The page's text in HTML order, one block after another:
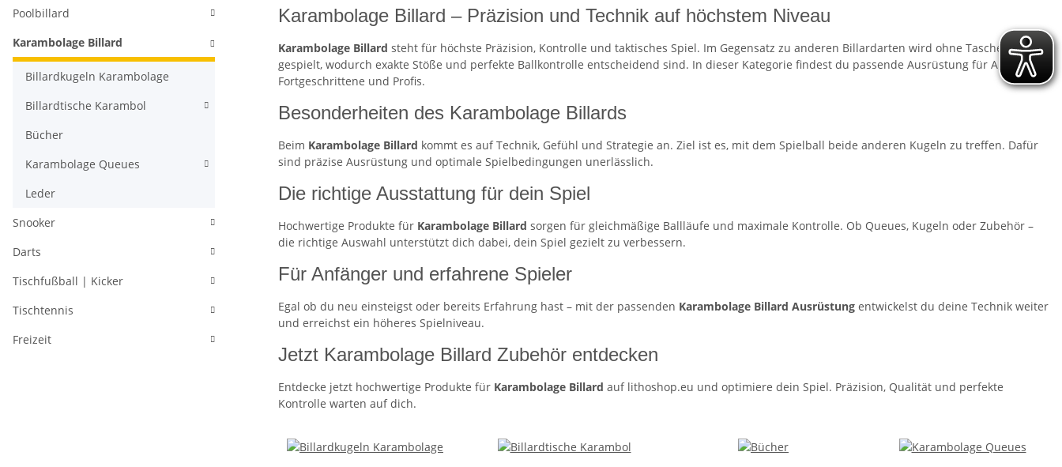
Karambolage Billard – Präzision und Technik auf höchstem Niveau
Karambolage Billard steht für höchste Präzision, Kontrolle und taktisches Spiel. Im Gegensatz zu anderen Billardarten wird ohne Taschen
gespielt, wodurch exakte Stöße und perfekte Ballkontrolle entscheidend sind. In dieser Kategorie findest du passende Ausrüstung für Anfänger,
Fortgeschrittene und Profis.
Besonderheiten des Karambolage Billards
Beim Karambolage Billard kommt es auf Technik, Gefühl und Strategie an. Ziel ist es, mit dem Spielball beide anderen Kugeln zu treffen. Dafür
sind präzise Ausrüstung und optimale Spielbedingungen unerlässlich.
Die richtige Ausstattung für dein Spiel
Hochwertige Produkte für Karambolage Billard sorgen für gleichmäßige Ballläufe und maximale Kontrolle. Ob Queues, Kugeln oder Zubehör –
die richtige Auswahl unterstützt dich dabei, dein Spiel gezielt zu verbessern.
Für Anfänger und erfahrene Spieler
Egal ob du neu einsteigst oder bereits Erfahrung hast – mit der passenden Karambolage Billard Ausrüstung entwickelst du deine Technik weiter
und erreichst ein höheres Spielniveau.
Jetzt Karambolage Billard Zubehör entdecken
Entdecke jetzt hochwertige Produkte für Karambolage Billard auf lithoshop.eu und optimiere dein Spiel. Präzision, Qualität und perfekte
Kontrolle warten auf dich.
Poolbillard
Karambolage Billard
Billardkugeln Karambolage
Billardtische Karambol
Bücher
Karambolage Queues
Leder
Snooker
Darts
Tischfußball | Kicker
Tischtennis
Freizeit